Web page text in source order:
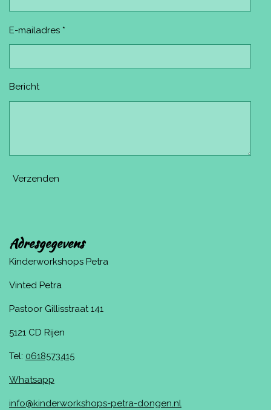
E-mailadres *
Bericht
Verzenden
Adresgegevens
Kinderworkshops Petra
Vinted Petra
Pastoor Gillisstraat 141
5121 CD Rijen
Tel: 0618573415
Whatsapp
info@kinderworkshops-petra-dongen.nl